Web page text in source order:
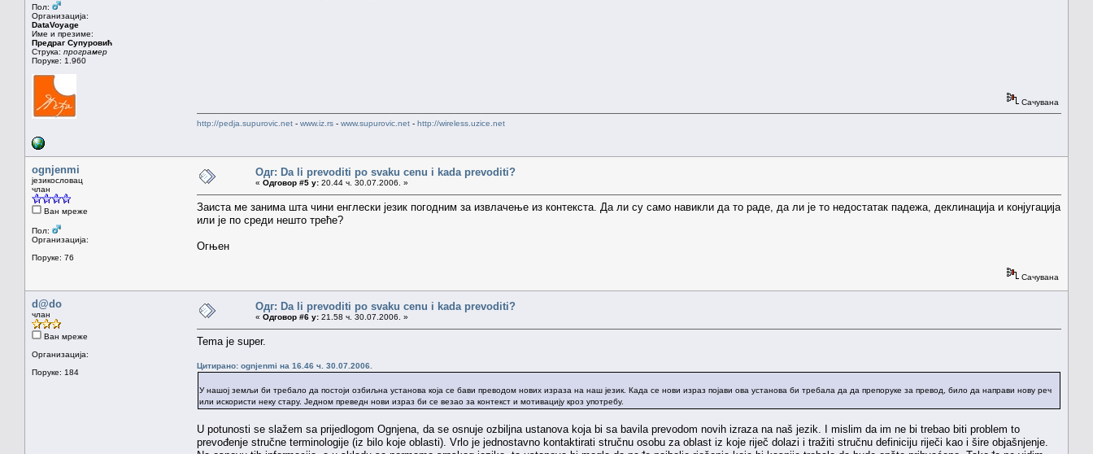
Пол:
Организација:
DataVoyage
Име и презиме:
Предраг Супуровић
Струка: програмер
Поруке: 1.960
Сачувана
http://pedja.supurovic.net - www.iz.rs - www.supurovic.net - http://wireless.uzice.net
ognjenmi
језикословац
члан
Ван мреже
Пол:
Организација:
Поруке: 76
Одг: Da li prevoditi po svaku cenu i kada prevoditi?
« Одговор #5 у: 20.44 ч. 30.07.2006. »
Заиста ме занима шта чини енглески језик погодним за извлачење из контекста. Да ли су само навикли да то раде, да ли је то недостатак падежа, деклинација и конјугација
или је по среди нешто треће?
Огњен
Сачувана
d@do
члан
Ван мреже
Организација:
Поруке: 184
Одг: Da li prevoditi po svaku cenu i kada prevoditi?
« Одговор #6 у: 21.58 ч. 30.07.2006. »
Tema je super.
Цитирано: ognjenmi на 16.46 ч. 30.07.2006.
У нашој земљи би требало да постоји озбиљна установа која се бави преводом нових израза на наш језик. Када се нови израз појави ова установа би требала да да препоруке за превод, било да направи нову реч
или искористи неку стару. Једном преведн нови израз би се везао за контекст и мотивацију кроз употребу.
U potunosti se slažem sa prijedlogom Ognjena, da se osnuje ozbiljna ustanova koja bi sa bavila prevodom novih izraza na naš jezik. I mislim da im ne bi trebao biti problem to
prevođenje stručne terminologije (iz bilo koje oblasti). Vrlo je jednostavno kontaktirati stručnu osobu za oblast iz koje riječ dolazi i tražiti stručnu definiciju riječi kao i šire objašnjenje.